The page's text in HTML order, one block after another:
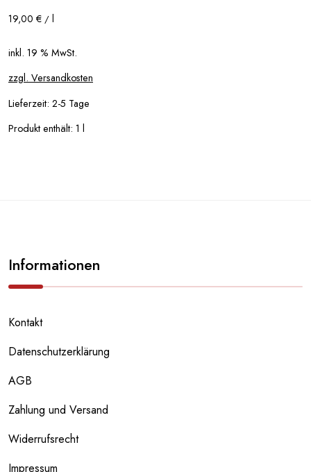
19,00 € / l
inkl. 19 % MwSt.
zzgl. Versandkosten
Lieferzeit: 2-5 Tage
Produkt enthält: 1 l
Informationen
Kontakt
Datenschutzerklärung
AGB
Zahlung und Versand
Widerrufsrecht
Impressum